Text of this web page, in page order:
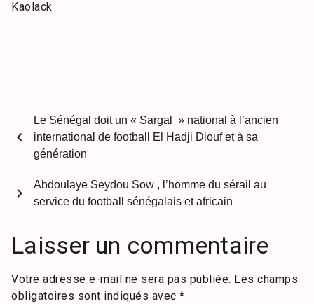
Kaolack
chevron_left
Le Sénégal doit un « Sargal » national à l’ancien
international de football El Hadji Diouf et à sa
génération
Abdoulaye Seydou Sow , l’homme du sérail au
service du football sénégalais et africain
chevron_right
Laisser un commentaire
Votre adresse e-mail ne sera pas publiée. Les champs
obligatoires sont indiqués avec *